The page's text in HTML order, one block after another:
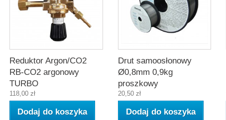
Reduktor Argon/CO2
RB-CO2 argonowy
TURBO
118,00 zł
Dodaj do koszyka
Drut samoosłonowy
Ø0,8mm 0,9kg
proszkowy
20,50 zł
Dodaj do koszyka